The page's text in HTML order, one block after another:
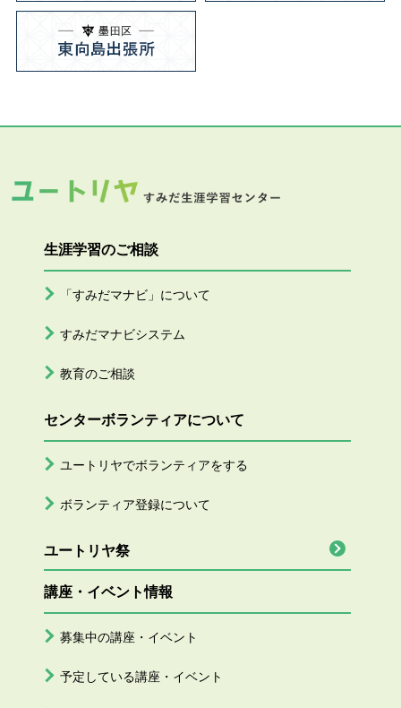
生涯学習のご相談
「すみだマナビ」について
すみだマナビシステム
教育のご相談
センターボランティアについて
ユートリヤでボランティアをする
ボランティア登録について
ユートリヤ祭
講座・イベント情報
募集中の講座・イベント
予定している講座・イベント